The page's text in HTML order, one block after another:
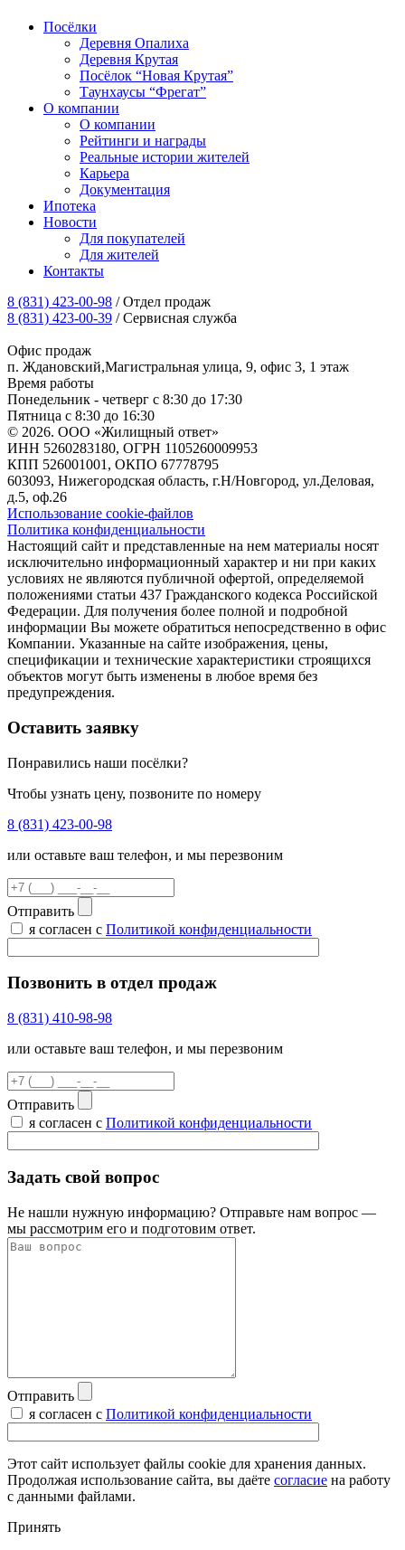
Посёлки
Деревня Опалиха
Деревня Крутая
Посёлок “Новая Крутая”
Таунхаусы “Фрегат”
О компании
О компании
Рейтинги и награды
Реальные истории жителей
Карьера
Документация
Ипотека
Новости
Для покупателей
Для жителей
Контакты
8 (831) 423-00-98 / Отдел продаж
8 (831) 423-00-39 / Сервисная служба
Офис продаж
п. Ждановский,Магистральная улица, 9, офис 3, 1 этаж
Время работы
Понедельник - четверг с 8:30 до 17:30
Пятница с 8:30 до 16:30
© 2026. ООО «Жилищный ответ»
ИНН 5260283180, ОГРН 1105260009953
КПП 526001001, ОКПО 67778795
603093, Нижегородская область, г.Н/Новгород, ул.Деловая,
д.5, оф.26
Использование cookie-файлов
Политика конфиденциальности
Настоящий сайт и представленные на нем материалы носят
исключительно информационный характер и ни при каких
условиях не являются публичной офертой, определяемой
положениями статьи 437 Гражданского кодекса Российской
Федерации. Для получения более полной и подробной
информации Вы можете обратиться непосредственно в офис
Компании. Указанные на сайте изображения, цены,
спецификации и технические характеристики строящихся
объектов могут быть изменены в любое время без
предупреждения.
Оставить заявку
Понравились наши посёлки?
Чтобы узнать цену, позвоните по номеру
8 (831) 423-00-98
или оставьте ваш телефон, и мы перезвоним
Отправить
я согласен с Политикой конфиденциальности
Позвонить в отдел продаж
8 (831) 410-98-98
или оставьте ваш телефон, и мы перезвоним
Отправить
я согласен с Политикой конфиденциальности
Задать свой вопрос
Не нашли нужную информацию? Отправьте нам вопрос —
мы рассмотрим его и подготовим ответ.
Отправить
я согласен с Политикой конфиденциальности
Этот сайт использует файлы cookie для хранения данных.
Продолжая использование сайта, вы даёте согласие на работу
с данными файлами.
Принять